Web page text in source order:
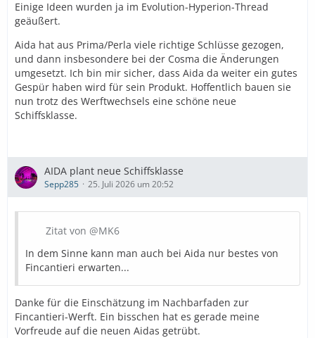
Einige Ideen wurden ja im Evolution-Hyperion-Thread
geäußert.
Aida hat aus Prima/Perla viele richtige Schlüsse gezogen,
und dann insbesondere bei der Cosma die Änderungen
umgesetzt. Ich bin mir sicher, dass Aida da weiter ein gutes
Gespür haben wird für sein Produkt. Hoffentlich bauen sie
nun trotz des Werftwechsels eine schöne neue
Schiffsklasse.
AIDA plant neue Schiffsklasse
Sepp285 25. Juli 2026 um 20:52
Zitat von @MK6
In dem Sinne kann man auch bei Aida nur bestes von
Fincantieri erwarten...
Danke für die Einschätzung im Nachbarfaden zur
Fincantieri-Werft. Ein bisschen hat es gerade meine
Vorfreude auf die neuen Aidas getrübt.